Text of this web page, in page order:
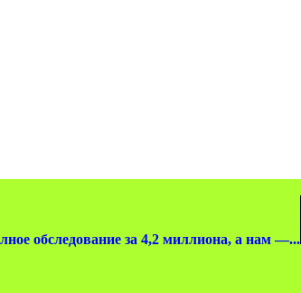
обследование за 4,2 миллиона, а нам —...